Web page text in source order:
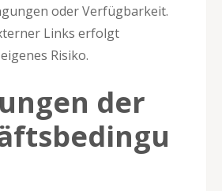
oder Verfügbarkeit.
Links erfolgt
Risiko.
der